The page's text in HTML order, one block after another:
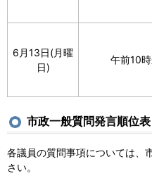
6月13日(月曜
日)
午前10
市政一般質問発言順位表
各議員の質問事項については、
さい。